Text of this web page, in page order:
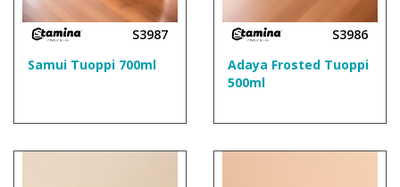
S3987
Samui Tuoppi 700ml
S3986
Adaya Frosted Tuoppi
500ml